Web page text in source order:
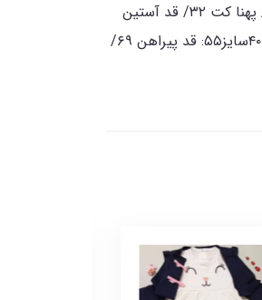
عاشقشن😍جنس کت جین شست شدهجنس پیراهن دانتل برجستهبه همراه دو لایه آستر👌سایزبندی :سایز۴۰: قد پیراهن ۵۵/ پهنا ۳۰/ قد کت ۲۵/ پهنا کت ۳۲/ قد آستین
۳۴سایز۴۵: قد پیراهن ۶۰/ پهنا ۳۳/ قد کت ۲۷/ پهنا کت ۳۵/ قد آستین ۳۶سایز۵۰: قد پیراهن ۶۵ / پهنا ۳۵/ قد کت ۲۹ / پهنا کت ۳۷/ قد آستین ۴۰سایز۵۵: قد پیراهن ۶۹/